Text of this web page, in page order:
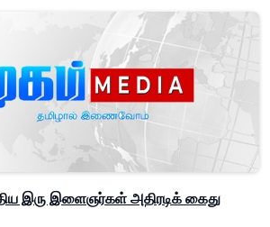
இரு இளைஞர்கள் அதிரடிக் கைது